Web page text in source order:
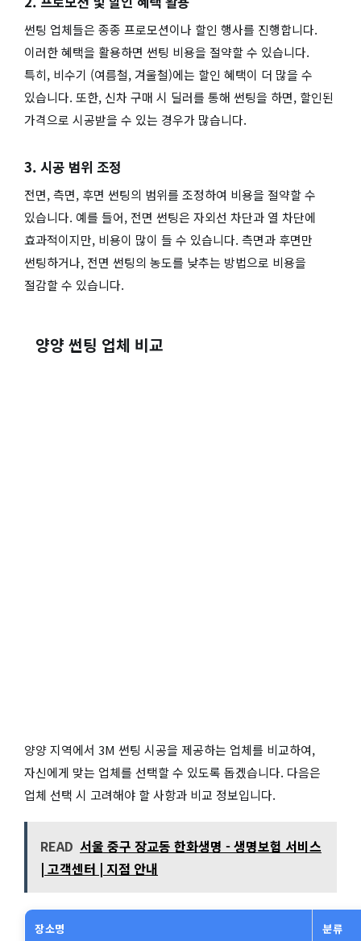
썬팅 업체들은 종종 프로모션이나 할인 행사를 진행합니다.
이러한 혜택을 활용하면 썬팅 비용을 절약할 수 있습니다.
특히, 비수기 (여름철, 겨울철)에는 할인 혜택이 더 많을 수
있습니다. 또한, 신차 구매 시 딜러를 통해 썬팅을 하면, 할인된
가격으로 시공받을 수 있는 경우가 많습니다.
3. 시공 범위 조정
전면, 측면, 후면 썬팅의 범위를 조정하여 비용을 절약할 수
있습니다. 예를 들어, 전면 썬팅은 자외선 차단과 열 차단에
효과적이지만, 비용이 많이 들 수 있습니다. 측면과 후면만
썬팅하거나, 전면 썬팅의 농도를 낮추는 방법으로 비용을
절감할 수 있습니다.
양양 썬팅 업체 비교
양양 지역에서 3M 썬팅 시공을 제공하는 업체를 비교하여,
자신에게 맞는 업체를 선택할 수 있도록 돕겠습니다. 다음은
업체 선택 시 고려해야 할 사항과 비교 정보입니다.
READ 서울 중구 장교동 한화생명 - 생명보험 서비스
| 고객센터 | 지점 안내
장소명 분류